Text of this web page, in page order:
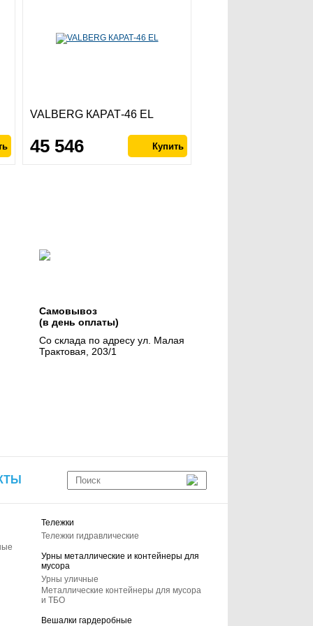
VALBERG КАРАТ-46 EL
45 546
Самовывоз
(в день оплаты)
Со склада по адресу ул. Малая
Трактовая, 203/1
Тележки
Тележки гидравлические
Урны металлические и контейнеры для
мусора
Урны уличные
Металлические контейнеры для мусора
и ТБО
Вешалки гардеробные